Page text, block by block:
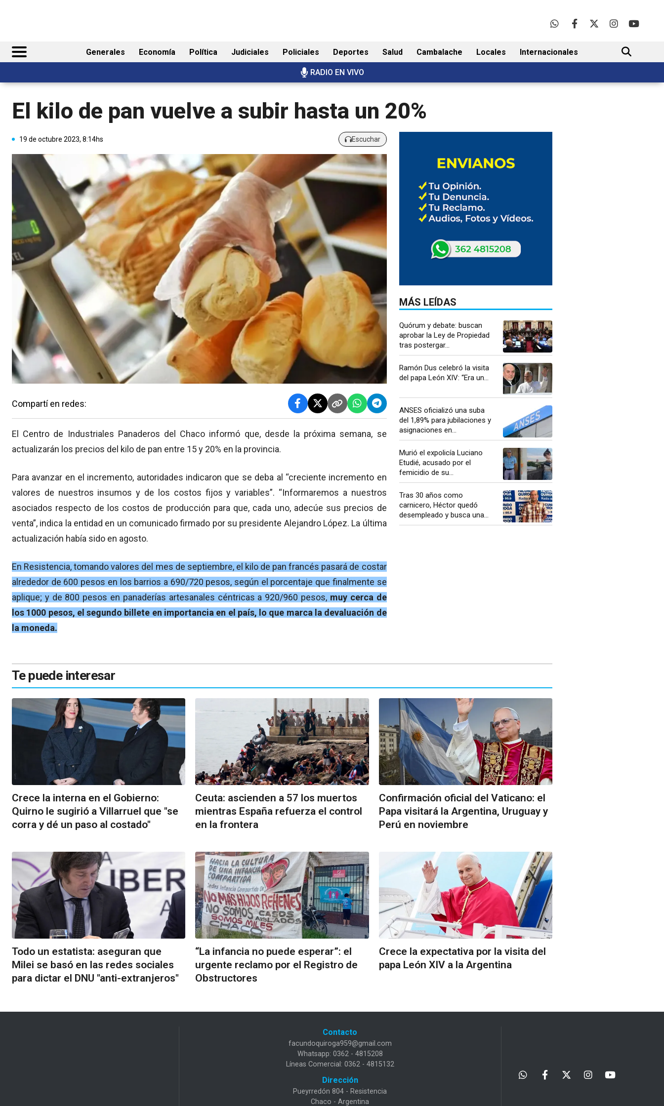
Generales Economía Política Judiciales Policiales Deportes Salud Cambalache Locales Internacionales
RADIO EN VIVO
BUSCAR
El kilo de pan vuelve a subir hasta un 20%
19 de octubre 2023, 8:14hs Escuchar
Compartí en redes:
El Centro de Industriales Panaderos del Chaco informó que, desde la próxima semana, se
actualizarán los precios del kilo de pan entre 15 y 20% en la provincia.
Para avanzar en el incremento, autoridades indicaron que se deba al “creciente incremento en
valores de nuestros insumos y de los costos fijos y variables”. “Informaremos a nuestros
asociados respecto de los costos de producción para que, cada uno, adecúe sus precios de
venta”, indica la entidad en un comunicado firmado por su presidente Alejandro López. La última
actualización había sido en agosto.
En Resistencia, tomando valores del mes de septiembre, el kilo de pan francés pasará de costar
alrededor de 600 pesos en los barrios a 690/720 pesos, según el porcentaje que finalmente se
aplique; y de 800 pesos en panaderías artesanales céntricas a 920/960 pesos, muy cerca de
los 1000 pesos, el segundo billete en importancia en el país, lo que marca la devaluación de
la moneda.
MÁS LEÍDAS
Quórum y debate: buscan
aprobar la Ley de Propiedad
tras postergar...
Ramón Dus celebró la visita
del papa León XIV: “Era un...
ANSES oficializó una suba
del 1,89% para jubilaciones y
asignaciones en...
Murió el expolicía Luciano
Etudié, acusado por el
femicidio de su...
Tras 30 años como
carnicero, Héctor quedó
desempleado y busca una...
Te puede interesar
Crece la interna en el Gobierno:
Quirno le sugirió a Villarruel que "se
corra y dé un paso al costado"
Ceuta: ascienden a 57 los muertos
mientras España refuerza el control
en la frontera
Confirmación oficial del Vaticano: el
Papa visitará la Argentina, Uruguay y
Perú en noviembre
Todo un estatista: aseguran que
Milei se basó en las redes sociales
para dictar el DNU "anti-extranjeros"
“La infancia no puede esperar”: el
urgente reclamo por el Registro de
Obstructores
Crece la expectativa por la visita del
papa León XIV a la Argentina
Contacto
facundoquiroga959@gmail.com
Whatsapp: 0362 - 4815208
Líneas Comercial: 0362 - 4815132
Dirección
Pueyrredón 804 - Resistencia
Chaco - Argentina